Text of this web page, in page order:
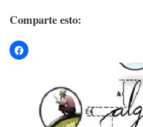
Comparte esto: